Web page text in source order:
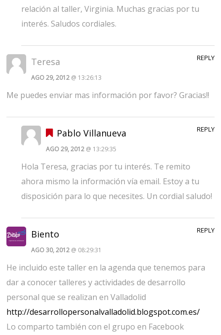
relación al taller, Virginia. Muchas gracias por tu
interés. Saludos cordiales.
Teresa
AGO 29, 2012 @ 13:26:13
Me puedes enviar mas información por favor? Gracias!!
REPLY
Pablo Villanueva
AGO 29, 2012 @ 13:29:35
Hola Teresa, gracias por tu interés. Te remito
ahora mismo la información vía email. Estoy a tu
disposición para lo que necesites. Un cordial saludo!
REPLY
Biento
AGO 30, 2012 @ 08:29:31
He incluido este taller en la agenda que tenemos para
dar a conocer talleres y actividades de desarrollo
personal que se realizan en Valladolid
http://desarrollopersonalvalladolid.blogspot.com.es/
Lo comparto también con el grupo en Facebook
REPLY